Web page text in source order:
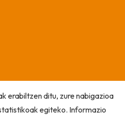
erabiltzen ditu, zure nabigazioa
egiteko. Informazio